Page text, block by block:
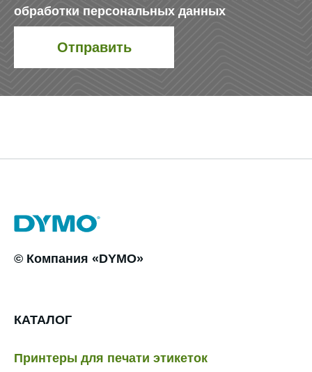
обработки персональных данных
© Компания «DYMO»
КАТАЛОГ
Принтеры для печати этикеток